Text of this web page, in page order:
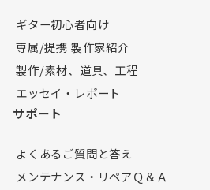
ギター初心者向け
専属/提携 製作家紹介
製作/素材、道具、工程
エッセイ・レポート
サポート
よくあるご質問と答え
メンテナンス・リペアＱ＆Ａ